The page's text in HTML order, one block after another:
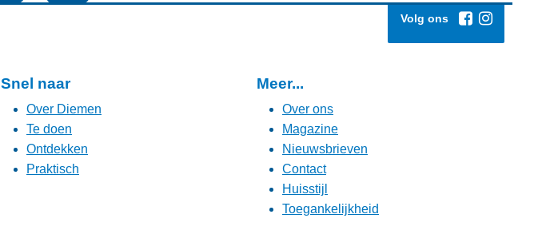
Volg ons
Snel naar
Over Diemen
Te doen
Ontdekken
Praktisch
Meer...
Over ons
Magazine
Nieuwsbrieven
Contact
Huisstijl
Toegankelijkheid